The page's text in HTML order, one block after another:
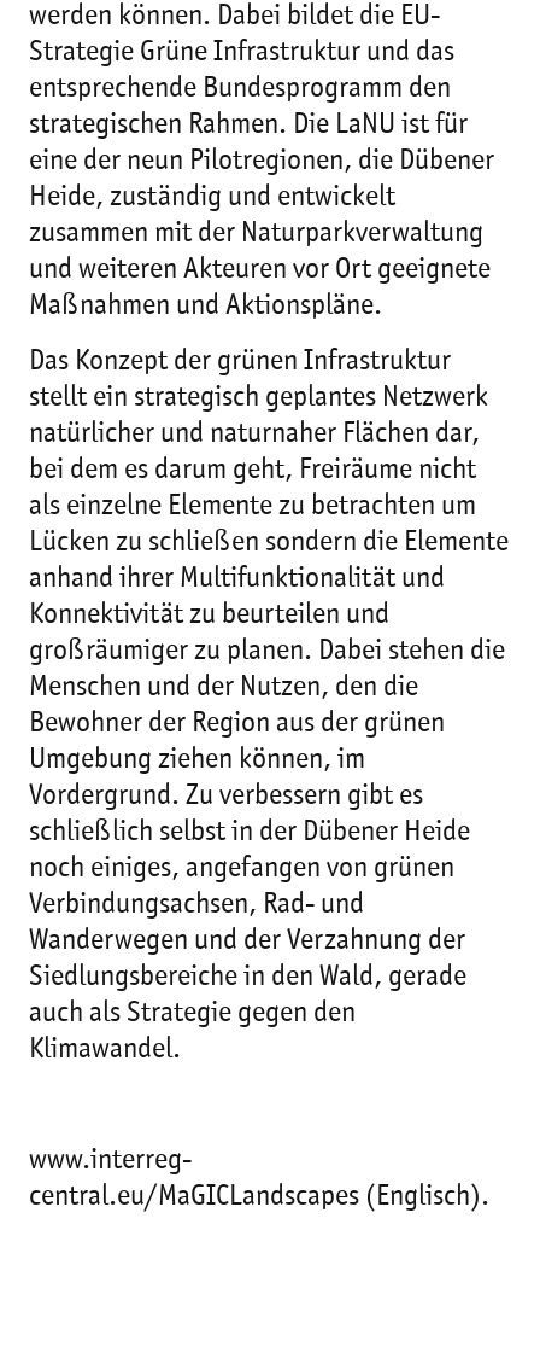
werden können. Dabei bildet die EU-
Strategie Grüne Infrastruktur und das
entsprechende Bundesprogramm den
strategischen Rahmen. Die LaNU ist für
eine der neun Pilotregionen, die Dübener
Heide, zuständig und entwickelt
zusammen mit der Naturparkverwaltung
und weiteren Akteuren vor Ort geeignete
Maßnahmen und Aktionspläne.
Das Konzept der grünen Infrastruktur
stellt ein strategisch geplantes Netzwerk
natürlicher und naturnaher Flächen dar,
bei dem es darum geht, Freiräume nicht
als einzelne Elemente zu betrachten um
Lücken zu schließen sondern die Elemente
anhand ihrer Multifunktionalität und
Konnektivität zu beurteilen und
großräumiger zu planen. Dabei stehen die
Menschen und der Nutzen, den die
Bewohner der Region aus der grünen
Umgebung ziehen können, im
Vordergrund. Zu verbessern gibt es
schließlich selbst in der Dübener Heide
noch einiges, angefangen von grünen
Verbindungsachsen, Rad- und
Wanderwegen und der Verzahnung der
Siedlungsbereiche in den Wald, gerade
auch als Strategie gegen den
Klimawandel.
www.interreg-
central.eu/MaGICLandscapes (Englisch).